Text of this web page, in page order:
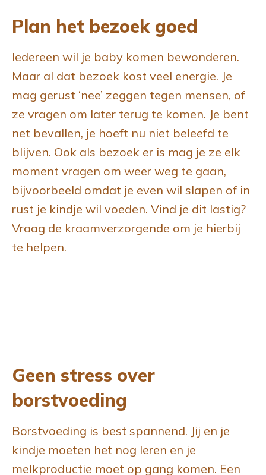
Plan het bezoek goed
‍Iedereen wil je baby komen bewonderen.
Maar al dat bezoek kost veel energie. Je
mag gerust ‘nee’ zeggen tegen mensen, of
ze vragen om later terug te komen. Je bent
net bevallen, je hoeft nu niet beleefd te
blijven. Ook als bezoek er is mag je ze elk
moment vragen om weer weg te gaan,
bijvoorbeeld omdat je even wil slapen of in
rust je kindje wil voeden. Vind je dit lastig?
Vraag de kraamverzorgende om je hierbij
te helpen.
Geen stress over
borstvoeding
Borstvoeding is best spannend. Jij en je
kindje moeten het nog leren en je
melkproductie moet op gang komen. Een